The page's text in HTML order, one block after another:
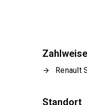
Zahlweise
Renault
Standort